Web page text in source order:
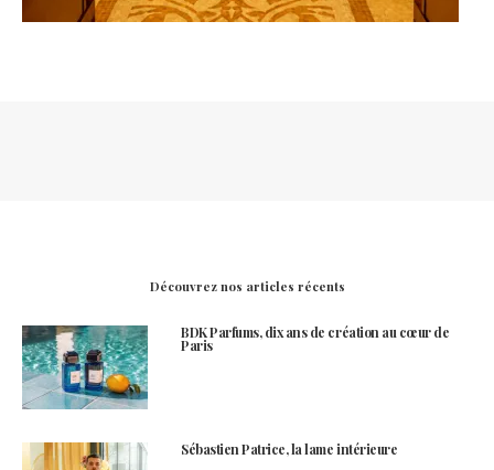
Découvrez nos articles récents
BDK Parfums, dix ans de création au cœur de
Paris
Sébastien Patrice, la lame intérieure